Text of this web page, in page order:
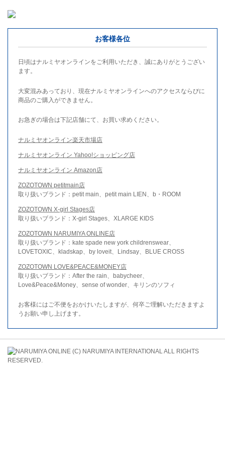
お客様各位
日頃はナルミヤオンラインをご利用いただき、誠にありがとうござい
ます。
大変混みあっており、現在ナルミヤオンラインへのアクセスならびに
商品のご購入ができません。
お急ぎの場合は下記店舗にて、お買い求めください。
ナルミヤオンライン楽天市場店
ナルミヤオンライン Yahoo!ショッピング店
ナルミヤオンライン Amazon店
ZOZOTOWN petitmain店
取り扱いブランド：petit main、petit main LIEN、b・ROOM
ZOZOTOWN X-girl Stages店
取り扱いブランド：X-girl Stages、XLARGE KIDS
ZOZOTOWN NARUMIYA ONLINE店
取り扱いブランド：kate spade new york childrenswear、
LOVETOXIC、kladskap、by loveit、Lindsay、BLUE CROSS
ZOZOTOWN LOVE&PEACE&MONEY店
取り扱いブランド：After the rain、babycheer、
Love&Peace&Money、sense of wonder、キリンのソフィ
お客様にはご不便をおかけいたしますが、何卒ご理解いただきますよ
うお願い申し上げます。